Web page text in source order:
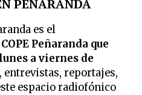
PEÑARANDA
es el
Peñaranda que
a viernes de
entrevistas, reportajes,
espacio radiofónico